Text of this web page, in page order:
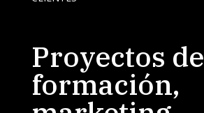
Proyectos de
formación,